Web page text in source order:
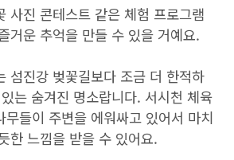
사진 콘테스트 같은 체험 프로그램
거운 추억을 만들 수 있을 거예요.
섬진강 벚꽃길보다 조금 더 한적하
는 숨겨진 명소랍니다. 서시천 체육
무들이 주변을 에워싸고 있어서 마치
한 느낌을 받을 수 있어요.